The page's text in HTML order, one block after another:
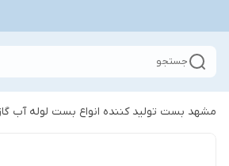
جستجو
مشهد بست تولید کننده انواع بست لوله آب